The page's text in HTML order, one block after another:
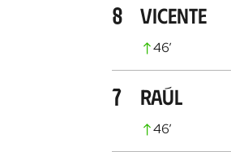
8 Vicente
46’
7 Raúl
46’